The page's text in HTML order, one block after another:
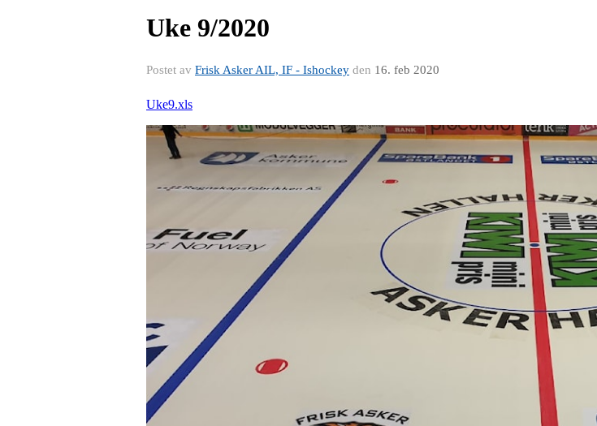
Uke 9/2020
Postet av Frisk Asker AIL, IF - Ishockey den 16. feb 2020
Uke9.xls